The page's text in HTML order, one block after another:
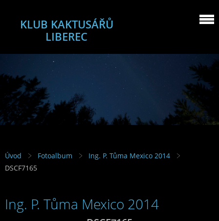
KLUB KAKTUSÁŘŮ
LIBEREC
Úvod Fotoalbum
Ing. P. Tůma Mexico 2014
DSCF7165
Ing. P. Tůma Mexico 2014